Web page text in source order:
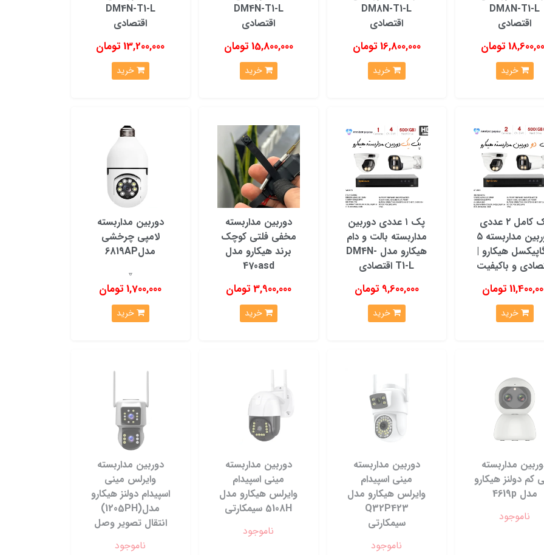
DM8N-T1-L
اقتصادی
تومان
خرید
DM8N-T1-L
اقتصادی
16,800,000 تومان
خرید
DM4N‑T1‑L
اقتصادی
15,800,000 تومان
خرید
DM4N‑T1‑L
اقتصادی
13,200,000 تومان
خرید
پک کامل ۲ عددی
دوربین مداربسته ۵
هیکارو |
و باکیفیت
تومان
خرید
پک ۱ عددی دوربین
مداربسته بالت و دام
هیکارو مدل DM4N-
T1-L اقتصادی
9,600,000 تومان
خرید
دوربین مداربسته
مخفی فلتی کوچک
برند هیکارو مدل
470asd
3,900,000 تومان
خرید
دوربین مداربسته
لامپی چرخشی
مدل6819AP
0
1,700,000 تومان
خرید
مداربسته
کم دولنز هیکارو
مدل 4619p
ناموجود
دوربین مداربسته
مینی اسپیدام
وایرلس هیکارو مدل
Q32P423
سیمکارتی
ناموجود
دوربین مداربسته
مینی اسپیدام
وایرلس هیکارو مدل
5108H سیمکارتی
ناموجود
دوربین مداربسته
وایرلس مینی
اسپیدام دولنز هیکارو
مدل(1205PH)
انتقال تصویر وصل
ناموجود